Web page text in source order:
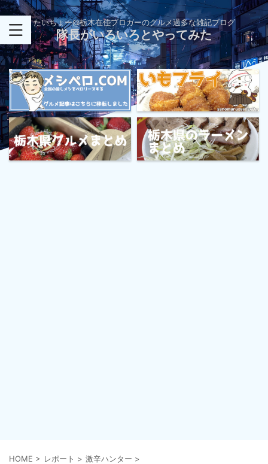
たいちょー@栃木在住ブロガーのグルメ過多な雑記ブログ
隊長がいろいろとやってみた
HOME > レポート > 激辛ハンター >